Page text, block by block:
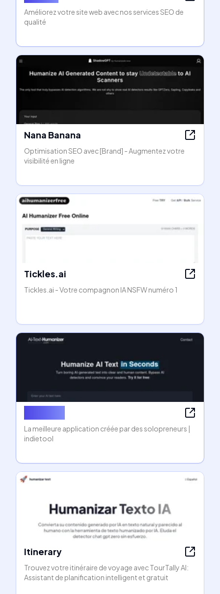
Améliorez votre site web avec nos services SEO de
qualité
Nana Banana
Optimisation SEO avec [Brand] - Augmentez votre
visibilité en ligne
Tickles.ai
Tickles.ai - Votre compagnon IA NSFW numéro 1
La meilleure application créée par des solopreneurs |
indietool
Itinerary
Trouvez votre itinéraire de voyage avec TourTally AI:
Assistant de planification intelligent et gratuit